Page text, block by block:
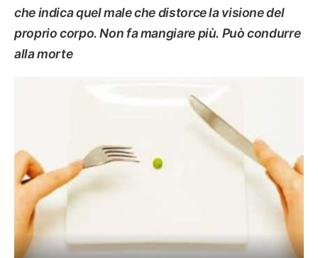
che indica quel male che distorce la visione del
proprio corpo. Non fa mangiare più. Può condurre
alla morte